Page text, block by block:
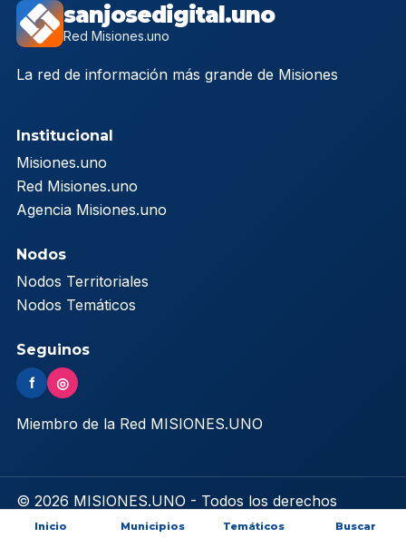
sanjosedigital.uno
Red Misiones.uno
La red de información más grande de Misiones
Institucional
Misiones.uno
Red Misiones.uno
Agencia Misiones.uno
Nodos
Nodos Territoriales
Nodos Temáticos
Seguinos
f ◎
Miembro de la Red MISIONES.UNO
© 2026 MISIONES.UNO - Todos los derechos
reservados
Inicio Municipios Temáticos Buscar